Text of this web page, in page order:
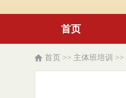
首页
首页>> 主体班培训 >>